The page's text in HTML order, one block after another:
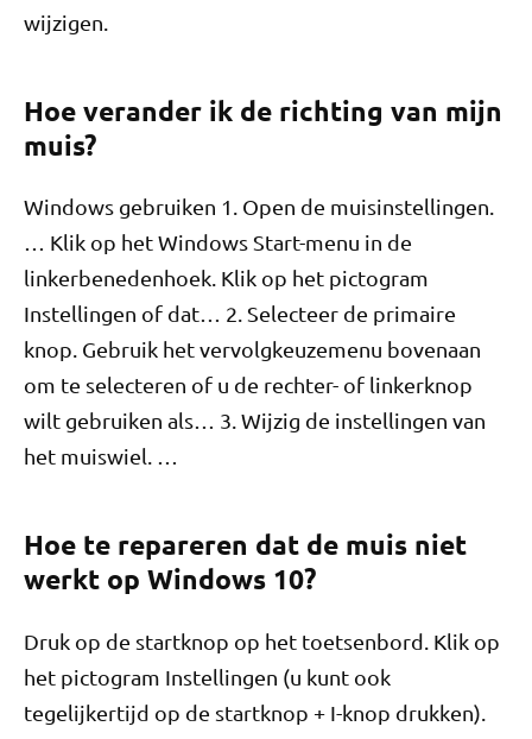
wijzigen.
Hoe verander ik de richting van mijn
muis?
Windows gebruiken 1. Open de muisinstellingen.
… Klik op het Windows Start-menu in de
linkerbenedenhoek. Klik op het pictogram
Instellingen of dat… 2. Selecteer de primaire
knop. Gebruik het vervolgkeuzemenu bovenaan
om te selecteren of u de rechter- of linkerknop
wilt gebruiken als… 3. Wijzig de instellingen van
het muiswiel. …
Hoe te repareren dat de muis niet
werkt op Windows 10?
Druk op de startknop op het toetsenbord. Klik op
het pictogram Instellingen (u kunt ook
tegelijkertijd op de startknop + I-knop drukken).